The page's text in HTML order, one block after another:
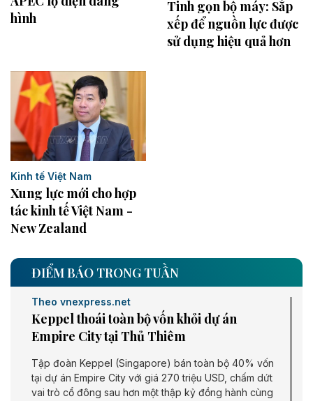
hình
Tinh gọn bộ máy: Sắp
xếp để nguồn lực được
sử dụng hiệu quả hơn
Kinh tế Việt Nam
Xung lực mới cho hợp
tác kinh tế Việt Nam -
New Zealand
ĐIỂM BÁO TRONG TUẦN
Theo vnexpress.net
Keppel thoái toàn bộ vốn khỏi dự án
Empire City tại Thủ Thiêm
Tập đoàn Keppel (Singapore) bán toàn bộ 40% vốn
tại dự án Empire City với giá 270 triệu USD, chấm dứt
vai trò cổ đông sau hơn một thập kỷ đồng hành cùng